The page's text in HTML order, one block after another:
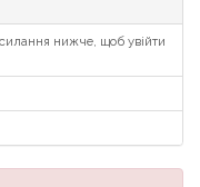
нижче, щоб увійти